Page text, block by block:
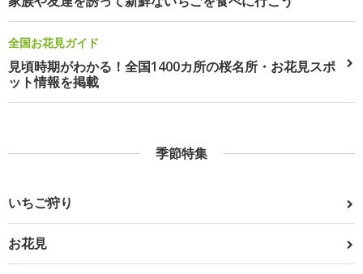
全国お花見ガイド
見頃時期がわかる！全国1400カ所の桜名所・お花見スポ
ット情報を掲載
季節特集
いちご狩り
お花見